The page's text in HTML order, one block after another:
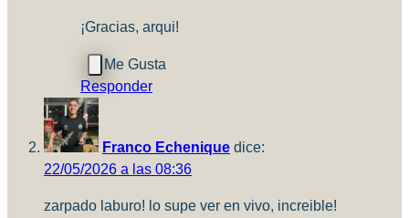
¡Gracias, arqui!
Responder
Franco Echenique dice:
22/05/2026 a las 08:36
zarpado laburo! lo supe ver en vivo, increible!